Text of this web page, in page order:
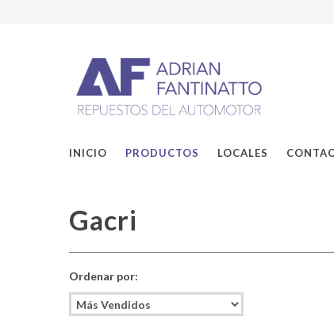
INICIO PRODUCTOS LOCALES
Gacri
Ordenar por: